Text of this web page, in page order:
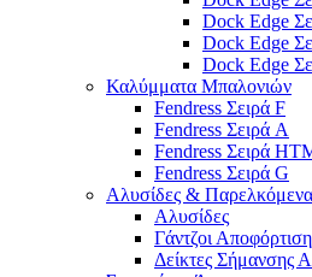
Dock Edge
Dock Edge
Dock Edge
Καλύμματα Μπαλονιών
Fendress Σειρά F
Fendress Σειρά A
Fendress Σειρά
Fendress Σειρά G
Αλυσίδες & Παρελκόμενα
Αλυσίδες
Γάντζοι
Δείκτες Σήμανσης